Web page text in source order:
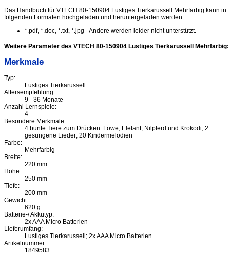
Das Handbuch für VTECH 80-150904 Lustiges Tierkarussell Mehrfarbig kann in
folgenden Formaten hochgeladen und heruntergeladen werden
*.pdf, *.doc, *.txt, *.jpg - Andere werden leider nicht unterstützt.
Weitere Parameter des VTECH 80-150904 Lustiges Tierkarussell Mehrfarbig:
Merkmale
Typ:
Lustiges Tierkarussell
Altersempfehlung:
9 - 36 Monate
Anzahl Lernspiele:
4
Besondere Merkmale:
4 bunte Tiere zum Drücken: Löwe, Elefant, Nilpferd und Krokodi; 2
gesungene Lieder; 20 Kindermelodien
Farbe:
Mehrfarbig
Breite:
220 mm
Höhe:
250 mm
Tiefe:
200 mm
Gewicht:
620 g
Batterie-/ Akkutyp:
2x AAA Micro Batterien
Lieferumfang:
Lustiges Tierkarussell; 2x AAA Micro Batterien
Artikelnummer:
1849583